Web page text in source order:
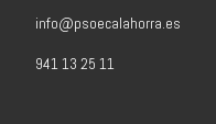
info@psoecalahorra.es
941 13 25 11